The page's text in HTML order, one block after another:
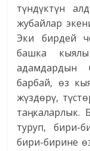
түндүктүн
жубайлар
Эки бирдей
башка
адамдардын
барбай, өз
жүздөрү,
таң
туруп, бири-
бири-бирине